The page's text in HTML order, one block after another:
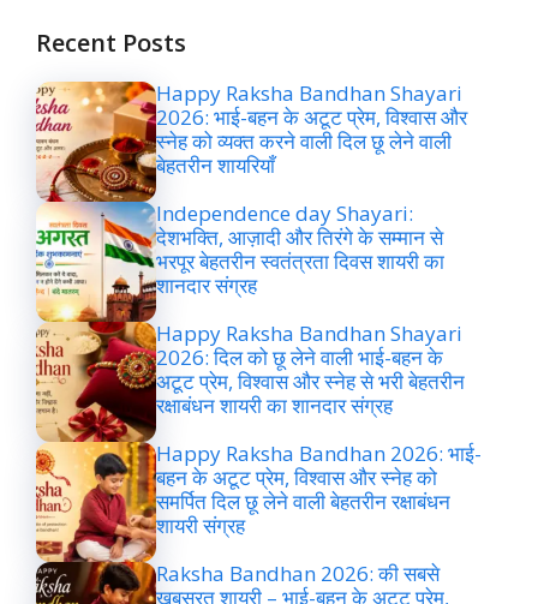
Recent Posts
Happy Raksha Bandhan Shayari
2026: भाई-बहन के अटूट प्रेम, विश्वास और
स्नेह को व्यक्त करने वाली दिल छू लेने वाली
बेहतरीन शायरियाँ
Independence day Shayari:
देशभक्ति, आज़ादी और तिरंगे के सम्मान से
भरपूर बेहतरीन स्वतंत्रता दिवस शायरी का
शानदार संग्रह
Happy Raksha Bandhan Shayari
2026: दिल को छू लेने वाली भाई-बहन के
अटूट प्रेम, विश्वास और स्नेह से भरी बेहतरीन
रक्षाबंधन शायरी का शानदार संग्रह
Happy Raksha Bandhan 2026: भाई-
बहन के अटूट प्रेम, विश्वास और स्नेह को
समर्पित दिल छू लेने वाली बेहतरीन रक्षाबंधन
शायरी संग्रह
Raksha Bandhan 2026: की सबसे
खूबसूरत शायरी – भाई-बहन के अटूट प्रेम,